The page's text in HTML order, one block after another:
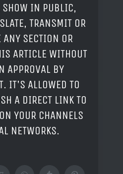
SHOW IN PUBLIC,
TRANSMIT OR
SECTION OR
ARTICLE WITHOUT
APPROVAL BY
IT'S ALLOWED TO
A DIRECT LINK TO
YOUR CHANNELS
NETWORKS.